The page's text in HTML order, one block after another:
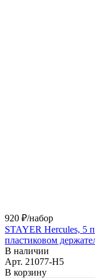
920 ₽/набор
STAYER Hercules, 5
пластиковом
В наличии
Арт. 21077-H5
В корзину